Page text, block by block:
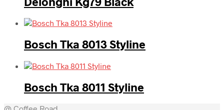
Bosch Tka 8013 Styline
Bosch Tka 8011 Styline